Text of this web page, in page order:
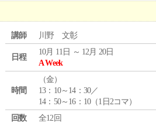
講師 川野 文彰
日程
10月 11日 ～ 12月 20日
A Week
時間
（金）
13：10～14：30／
14：50～16：10（1日2コマ）
回数
全12回